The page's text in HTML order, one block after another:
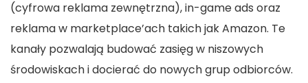
(cyfrowa reklama zewnętrzna), in-game ads oraz
reklama w marketplace’ach takich jak Amazon. Te
kanały pozwalają budować zasięg w niszowych
środowiskach i docierać do nowych grup odbiorców.